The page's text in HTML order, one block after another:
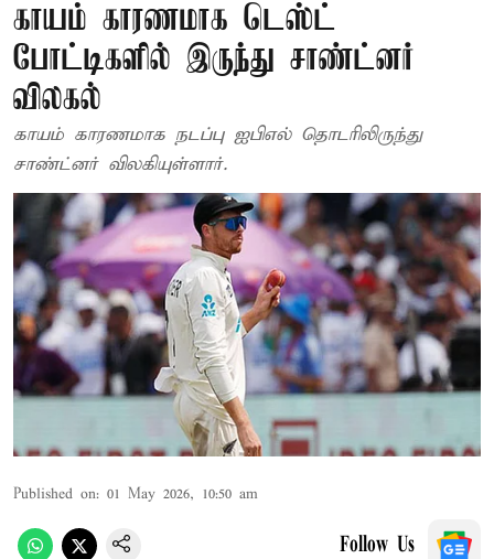
காயம் காரணமாக டெஸ்ட்
போட்டிகளில் இருந்து சாண்ட்னர்
விலகல்
காயம் காரணமாக நடப்பு ஐபிஎல் தொடரிலிருந்து
சாண்ட்னர் விலகியுள்ளார்.
Published on: 01 May 2026, 10:50 am
Follow Us